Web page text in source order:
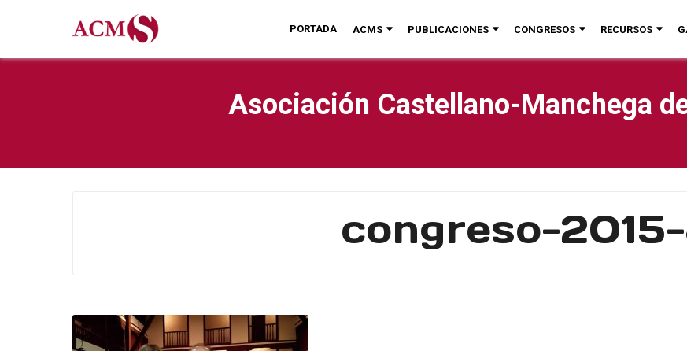
PORTADA ACMS PUBLICACIONES CONGRESOS RECURSOS
Asociación Castellano-Manchega
congreso-